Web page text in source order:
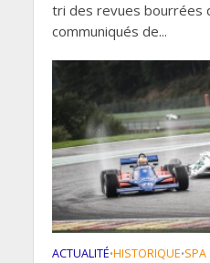
tri des revues bourrées
communiqués de...
ACTUALITÉ•HISTORIQUE•SPA